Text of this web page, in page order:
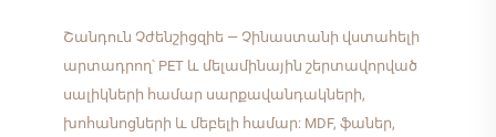
Շանդուն Չժենշիցզիե — Չինաստանի վստահելի
արտադրող՝ PET և մելամինային շերտավորված
սալիկների համար սարքավանդակների,
խոհանոցների և մեբելի համար: MDF, ֆաներ,